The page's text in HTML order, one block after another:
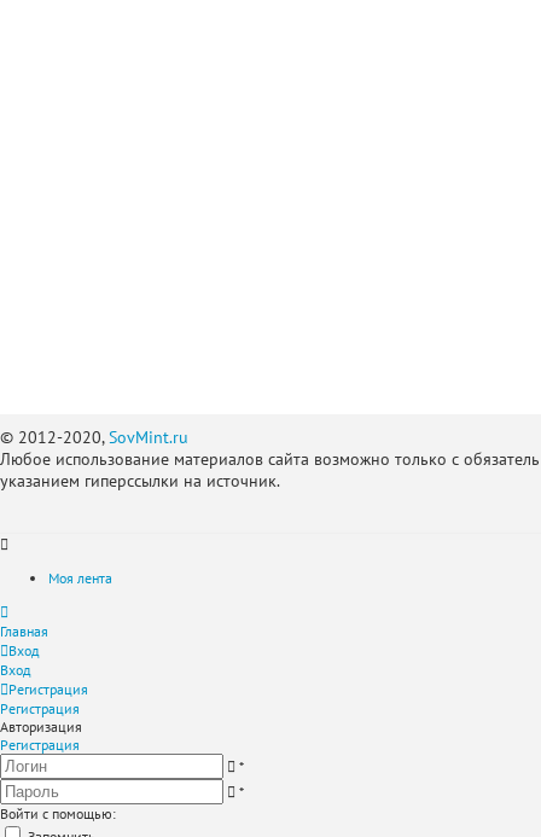
© 2012-2020,SovMint.ru
Любое использование материалов сайта возможно только с
указанием гиперссылки на источник.
Моя лента
Главная
Вход
Вход
Регистрация
Регистрация
Авторизация
Регистрация
*
*
Войти с помощью: